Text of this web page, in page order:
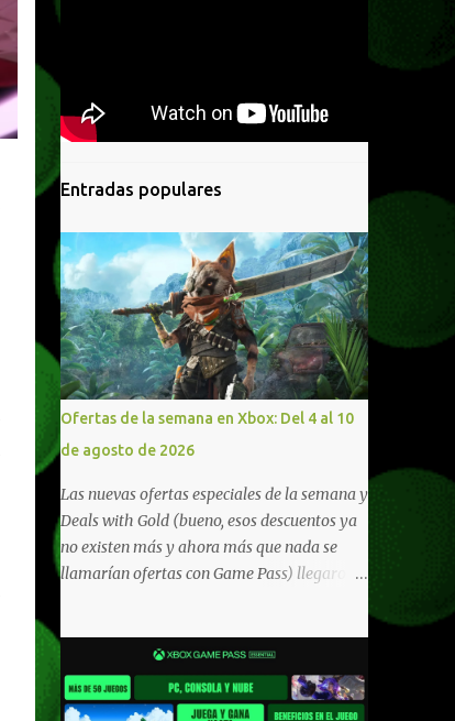
Entradas populares
Ofertas de la semana en Xbox: Del 4 al 10
de agosto de 2026
Las nuevas ofertas especiales de la semana y
Deals with Gold (bueno, esos descuentos ya
no existen más y ahora más que nada se
llamarían ofertas con Game Pass) llegaron a
10/11, varios de los juegos que están de
oferta también cuentan con soporte para
Xbox Play Anywhere, lo que nos permite